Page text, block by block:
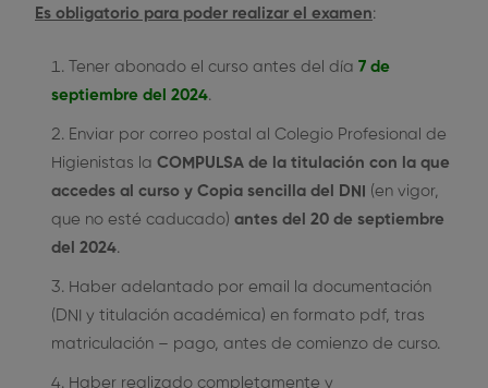
Es obligatorio para poder realizar el examen:
Tener abonado el curso antes del día 7 de
septiembre del 2024.
Enviar por correo postal al Colegio Profesional de
Higienistas la COMPULSA de la titulación con la que
accedes al curso y Copia sencilla del DNI (en vigor,
que no esté caducado) antes del 20 de septiembre
del 2024.
Haber adelantado por email la documentación
(DNI y titulación académica) en formato pdf, tras
matriculación – pago, antes de comienzo de curso.
Haber realizado completamente y